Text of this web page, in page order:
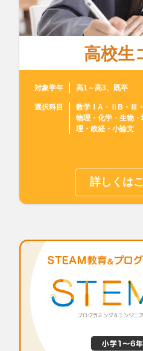
高校生
対象学年 高1～高3、既卒
選択科目
数学ⅠA・ⅡB・Ⅲ・
物理・化学・生物
理・政経・小論文
詳しくは